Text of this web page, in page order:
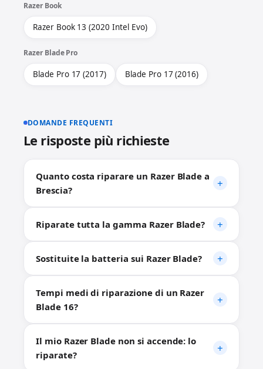
Razer Book
Razer Book 13 (2020 Intel Evo)
Razer Blade Pro
Blade Pro 17 (2017) Blade Pro 17 (2016)
DOMANDE FREQUENTI
Le risposte più richieste
Quanto costa riparare un Razer Blade a
Brescia?
Riparate tutta la gamma Razer Blade?
Sostituite la batteria sui Razer Blade?
Tempi medi di riparazione di un Razer
Blade 16?
Il mio Razer Blade non si accende: lo
riparate?